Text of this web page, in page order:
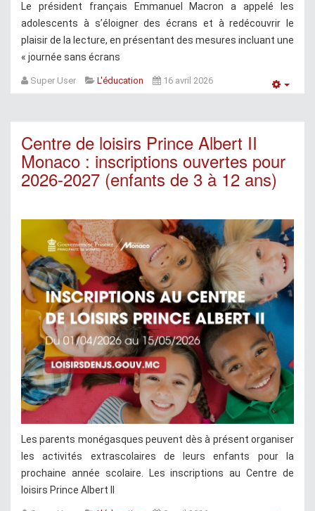
Le président français Emmanuel Macron a appelé les
adolescents à s’éloigner des écrans et à redécouvrir le
plaisir de la lecture, en présentant des mesures incluant une
« journée sans écrans
Super User L'éducation 16 avril 2026
Centre de loisirs Prince Albert II
Monaco : inscriptions ouvertes pour
2026-2027 (enfants de 3 à 12 ans)
Les parents monégasques peuvent dès à présent organiser
les activités extrascolaires de leurs enfants pour la
prochaine année scolaire. Les inscriptions au Centre de
loisirs Prince Albert II